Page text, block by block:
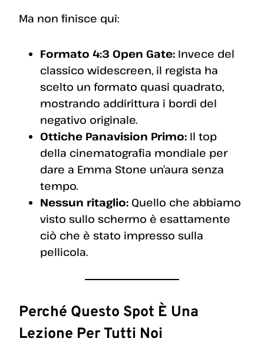
Ma non finisce qui:
Formato 4:3 Open Gate: Invece del
classico widescreen, il regista ha
scelto un formato quasi quadrato,
mostrando addirittura i bordi del
negativo originale.
Ottiche Panavision Primo: Il top
della cinematografia mondiale per
dare a Emma Stone un’aura senza
tempo.
Nessun ritaglio: Quello che abbiamo
visto sullo schermo è esattamente
ciò che è stato impresso sulla
pellicola.
Perché Questo Spot È Una
Lezione Per Tutti Noi